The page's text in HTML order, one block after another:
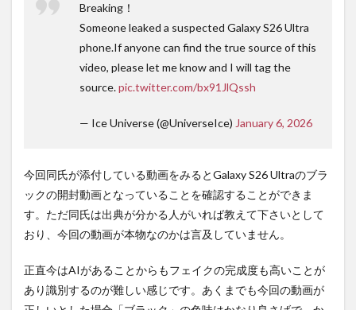
Breaking！
Someone leaked a suspected Galaxy S26 Ultra
phone.If anyone can find the true source of this
video, please let me know and I will tag the
source.pic.twitter.com/bx91JlQssh
— Ice Universe (@UniverseIce) January 6, 2026
今回同氏が添付している動画をみるとGalaxy S26 Ultraのブラ
ックの開封動画となっていることを確認することができま
す。ただ同氏は出典が分かる人がいれば教えて下さいとして
おり、今回の動画が本物なのかは言及していません。
正直今はAIがあることからもフェイクの完成度も高いことが
あり識別するのが難しい感じです。あくまでも今回の動画が